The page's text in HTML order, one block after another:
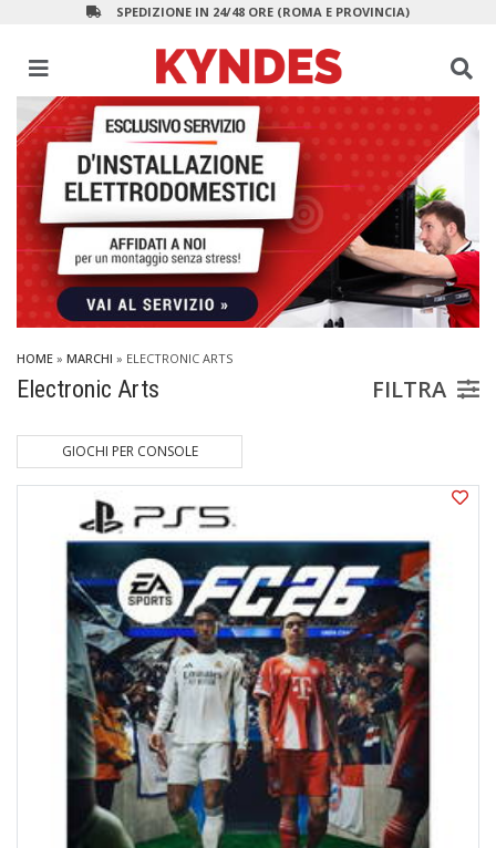
SPEDIZIONE IN 24/48 ORE (ROMA E PROVINCIA)
HOME » MARCHI » ELECTRONIC ARTS
Electronic Arts FILTRA
GIOCHI PER CONSOLE